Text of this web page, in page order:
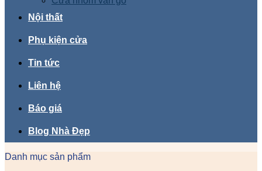
Nội thất
Phụ kiện cửa
Tin tức
Liên hệ
Báo giá
Blog Nhà Đẹp
Danh mục sản phẩm